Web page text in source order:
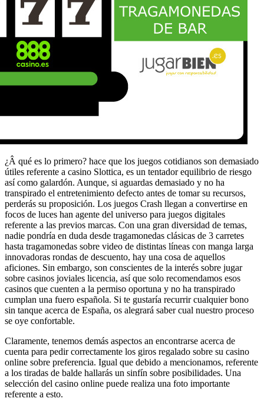
¿Â qué es lo primero? hace que los juegos cotidianos son demasiado
útiles referente a casino Slottica, es un tentador equilibrio de riesgo
así­ como galardón. Aunque, si aguardas demasiado y no ha
transpirado el entretenimiento defecto antes de tomar su recursos,
perderás su proposición. Los juegos Crash llegan a convertirse en
focos de luces han agente del universo para juegos digitales
referente a las previos marcas. Con una gran diversidad de temas,
nadie pondrí­a en duda desde tragamonedas clásicas de 3 carretes
hasta tragamonedas sobre video de distintas líneas con manga larga
innovadoras rondas de descuento, hay una cosa de aquellos
aficiones. Sin embargo, son conscientes de la interés sobre jugar
sobre casinos joviales licencia, así que solo recomendamos esos
casinos que cuenten a la permiso oportuna y no ha transpirado
cumplan una fuero española. Si te gustaría recurrir cualquier bono
sin tanque acerca de España, os alegrará saber cual nuestro proceso
se oye confortable.
Claramente, tenemos demás aspectos an encontrarse acerca de
cuenta para pedir correctamente los giros regalado sobre su casino
online sobre preferencia. Igual que debido a mencionamos, referente
a los tiradas de balde hallarás un sinfín sobre posibilidades. Una
selección del casino online puede realiza una foto importante
referente a esto.